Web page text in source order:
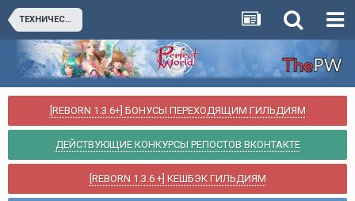
ТЕХНИЧЕСКИЙ РАЗДЕЛ
[REBORN 1.3.6+] БОНУСЫ ПЕРЕХОДЯЩИМ ГИЛЬДИЯМ
ДЕЙСТВУЮЩИЕ КОНКУРСЫ РЕПОСТОВ ВКОНТАКТЕ
[REBORN 1.3.6 +] КЕШБЭК ГИЛЬДИЯМ